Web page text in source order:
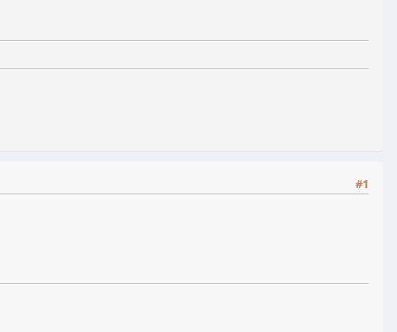
#1